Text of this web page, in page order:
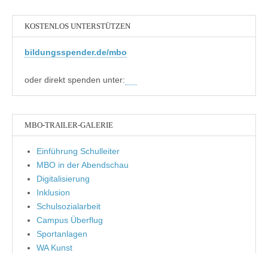
KOSTENLOS UNTERSTÜTZEN
bildungsspender.de/mbo
oder direkt spenden unter:
MBO-TRAILER-GALERIE
Einführung Schulleiter
MBO in der Abendschau
Digitalisierung
Inklusion
Schulsozialarbeit
Campus Überflug
Sportanlagen
WA Kunst